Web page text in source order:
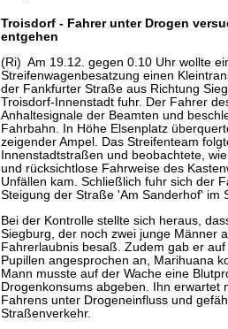
Troisdorf - Fahrer unter Drogen
entgehen
(Ri) Am 19.12. gegen 0.10 Uhr wollte
Streifenwagenbesatzung einen
der Fankfurter Straße aus Richtung
Troisdorf-Innenstadt fuhr. Der Fahrer
Anhaltesignale der Beamten und
Fahrbahn. In Höhe Elsenplatz
zeigender Ampel. Das Streifenteam
Innenstadtstraßen und beobachtete,
und rücksichtlose Fahrweise des
Unfällen kam. Schließlich fuhr sich der
Steigung der Straße 'Am Sanderhof' im
Bei der Kontrolle stellte sich heraus,
Siegburg, der noch zwei junge Männer
Fahrerlaubnis besaß. Zudem gab er
Pupillen angesprochen an, Marihuana
Mann musste auf der Wache eine
Drogenkonsums abgeben. Ihn erwartet
Fahrens unter Drogeneinfluss und
Straßenverkehr.